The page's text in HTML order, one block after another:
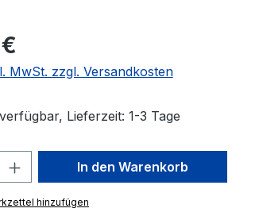
MwSt. zzgl. Versandkosten
Lieferzeit: 1-3 Tage
Anzahl: Gib den
In den Warenkorb
hinzufügen